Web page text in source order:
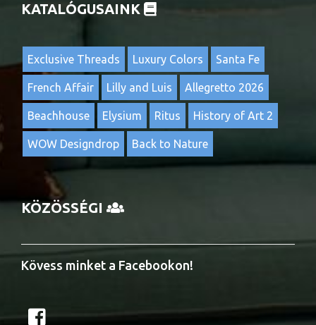
KATALÓGUSAINK
Exclusive Threads Luxury Colors Santa Fe
French Affair Lilly and Luis Allegretto 2026
Beachhouse Elysium Ritus History of Art 2
WOW Designdrop Back to Nature
KÖZÖSSÉGI
Kövess minket a Facebookon!